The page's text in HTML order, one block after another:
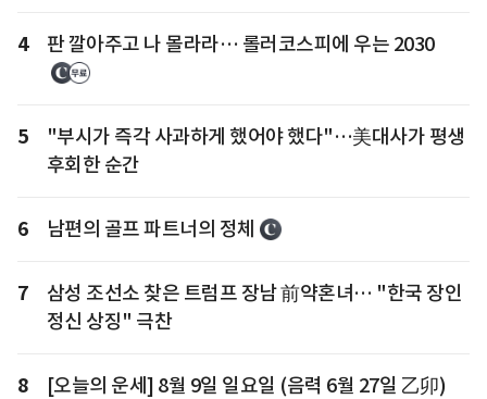
4 판 깔아주고 나 몰라라… 롤러코스피에 우는 2030
5
"부시가 즉각 사과하게 했어야 했다"…美대사가 평생
후회한 순간
6 남편의 골프 파트너의 정체
7
삼성 조선소 찾은 트럼프 장남 前약혼녀… "한국 장인
정신 상징" 극찬
8 [오늘의 운세] 8월 9일 일요일 (음력 6월 27일 乙卯)